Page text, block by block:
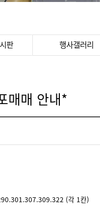
판 행사갤러리
매매 안내*
(각 1칸)